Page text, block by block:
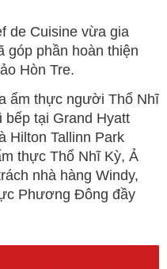
de Cuisine vừa gia
góp phần hoàn thiện
Hòn Tre.
ẩm thực người Thổ Nhĩ
bếp tại Grand Hyatt
Hilton Tallinn Park
thực Thổ Nhĩ Kỳ, Ả
nhà hàng Windy,
Phương Đông đầy